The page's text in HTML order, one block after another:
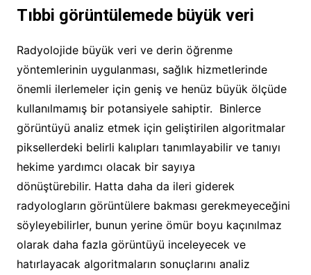
Tıbbi görüntülemede büyük veri
Radyolojide büyük veri ve derin öğrenme
yöntemlerinin uygulanması, sağlık hizmetlerinde
önemli ilerlemeler için geniş ve henüz büyük ölçüde
kullanılmamış bir potansiyele sahiptir. Binlerce
görüntüyü analiz etmek için geliştirilen algoritmalar
piksellerdeki belirli kalıpları tanımlayabilir ve tanıyı
hekime yardımcı olacak bir sayıya
dönüştürebilir. Hatta daha da ileri giderek
radyologların görüntülere bakması gerekmeyeceğini
söyleyebilirler, bunun yerine ömür boyu kaçınılmaz
olarak daha fazla görüntüyü inceleyecek ve
hatırlayacak algoritmaların sonuçlarını analiz